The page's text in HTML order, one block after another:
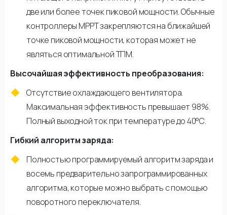
две или более точек пиковой мощности. Обычные
контроллеры МРРТ закрепляются на ближайшей
точке пиковой мощности, которая может не
являться оптимальной ТПМ.
Высочайшая эффективность преобразования:
Отсутствие охлаждающего вентилятора.
Максимальная эффективность превышает 98%.
Полный выходной ток при температуре до 40°C.
Гибкий алгоритм заряда:
Полностью программируемый алгоритм заряда и
восемь предварительно запрограммированных
алгоритма, которые можно выбрать с помощью
поворотного переключателя.